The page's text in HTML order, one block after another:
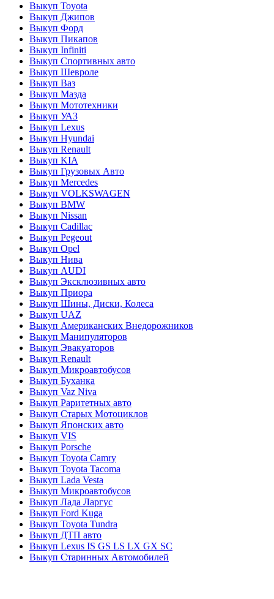
Выкуп Toyota
Выкуп Джипов
Выкуп Форд
Выкуп Пикапов
Выкуп Infiniti
Выкуп Спортивных авто
Выкуп Шевроле
Выкуп Ваз
Выкуп Мазда
Выкуп Мототехники
Выкуп УАЗ
Выкуп Lexus
Выкуп Hyundai
Выкуп Renault
Выкуп KIA
Выкуп Грузовых Авто
Выкуп Mercedes
Выкуп VOLKSWAGEN
Выкуп BMW
Выкуп Nissan
Выкуп Cadillac
Выкуп Pegeout
Выкуп Opel
Выкуп Нива
Выкуп AUDI
Выкуп Эксклюзивных авто
Выкуп Приора
Выкуп Шины, Диски, Колеса
Выкуп UAZ
Выкуп Американских Внедорожников
Выкуп Манипуляторов
Выкуп Эвакуаторов
Выкуп Renault
Выкуп Микроавтобусов
Выкуп Буханка
Выкуп Vaz Niva
Выкуп Раритетных авто
Выкуп Старых Мотоциклов
Выкуп Японских авто
Выкуп VIS
Выкуп Porsche
Выкуп Toyota Camry
Выкуп Toyota Tacoma
Выкуп Lada Vesta
Выкуп Микроавтобусов
Выкуп Лада Ларгус
Выкуп Ford Kuga
Выкуп Toyota Tundra
Выкуп ДТП авто
Выкуп Lexus IS GS LS LX GX SC
Выкуп Старинных Автомобилей